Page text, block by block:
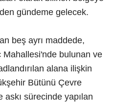
gündeme gelecek.
beş ayrı maddede,
bulunan ve
alana ilişkin
Bütünü Çevre
askı sürecinde yapılan